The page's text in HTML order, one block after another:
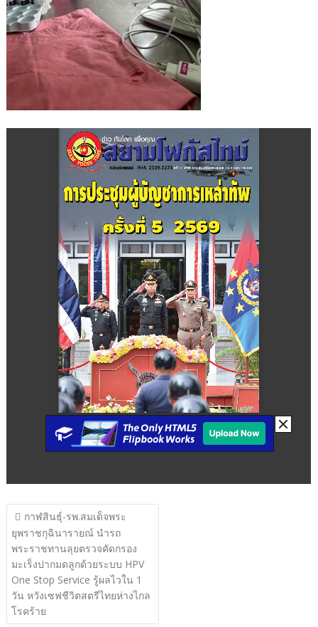
แนะแนว
เรื่อง
กาฬสินธุ์-รพ.สมเด็จพระ
ยุพราชกุฉินารายณ์ นำรถ
พระราชทานลุยตรวจคัดกรอง
มะเร็งปากมดลูกด้วยระบบ HPV
One Stop Service รู้ผลไวใน 1
วัน หวังเซฟชีวิตสตรีไทยห่างไกล
โรคร้าย